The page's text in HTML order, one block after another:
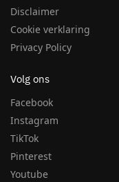
Disclaimer
Cookie verklaring
Privacy Policy
Volg ons
Facebook
Instagram
TikTok
Pinterest
Youtube